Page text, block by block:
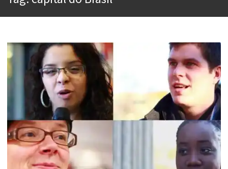
Aprender a fracassar é o segredo do sucesso
Esse tal de Rock Gaúcho
Os causos de Jorge Luis Borges
Voto obrigatório é correto?
Se queres salvar o mundo, o veganismo não é a resposta